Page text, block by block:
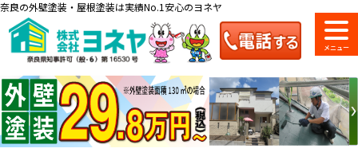
奈良の外壁塗装・屋根塗装は実績No.1安心のヨネヤ
料金一覧 会社案内 ショールーム
のご紹介